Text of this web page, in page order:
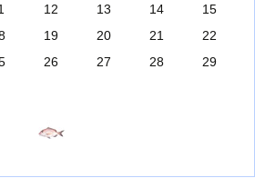
12 13 14
15
19 20 21
22
26 27 28
29